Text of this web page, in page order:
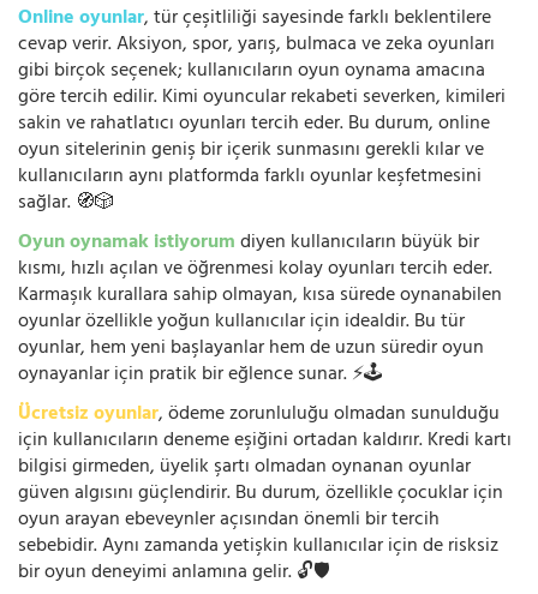
Online oyunlar, tür çeşitliliği sayesinde farklı beklentilere
cevap verir. Aksiyon, spor, yarış, bulmaca ve zeka oyunları
gibi birçok seçenek; kullanıcıların oyun oynama amacına
göre tercih edilir. Kimi oyuncular rekabeti severken, kimileri
sakin ve rahatlatıcı oyunları tercih eder. Bu durum, online
oyun sitelerinin geniş bir içerik sunmasını gerekli kılar ve
kullanıcıların aynı platformda farklı oyunlar keşfetmesini
sağlar. 🧭🎲
Oyun oynamak istiyorumdiyen kullanıcıların büyük bir
kısmı, hızlı açılan ve öğrenmesi kolay oyunları tercih eder.
Karmaşık kurallara sahip olmayan, kısa sürede oynanabilen
oyunlar özellikle yoğun kullanıcılar için idealdir. Bu tür
oyunlar, hem yeni başlayanlar hem de uzun süredir oyun
oynayanlar için pratik bir eğlence sunar. ⚡🕹️
Ücretsiz oyunlar, ödeme zorunluluğu olmadan sunulduğu
için kullanıcıların deneme eşiğini ortadan kaldırır. Kredi kartı
bilgisi girmeden, üyelik şartı olmadan oynanan oyunlar
güven algısını güçlendirir. Bu durum, özellikle çocuklar için
oyun arayan ebeveynler açısından önemli bir tercih
sebebidir. Aynı zamanda yetişkin kullanıcılar için de risksiz
bir oyun deneyimi anlamına gelir. 🔓🛡️